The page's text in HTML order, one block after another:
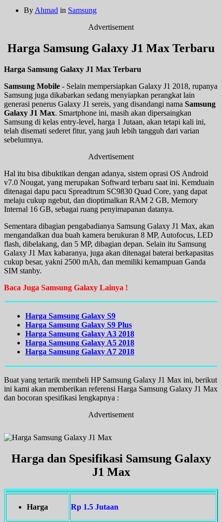
ByAhmad in Samsung
Advertisement
Harga Samsung Galaxy J1 Max Terbaru
Harga Samsung Galaxy J1 Max Terbaru
Samsung Mobile - Selain mempersiapkan Galaxy J1 2018, rupanya
Samsung juga dikabarkan sedang menyiapkan perangkat lain
generasi penerus Galaxy J1 sereis, yang disandangi nama Samsung
Galaxy J1 Max. Smartphone ini, masih akan dipersaingkan
Samsung di kelas entry-level, harga 1 Jutaan, akan tetapi kali ini,
telah disemati sederet fitur, yang jauh lebih tangguh dari varian
sebelumnya.
Advertisement
Hal itu bisa dibuktikan dengan adanya, sistem oprasi OS Android
v7.0 Nougat, yang merupakan Softward terbaru saat ini. Kemduain
ditenagai dapu pacu Spreadtrum SC9830 Quad Core, yang dapat
melaju cukup ngebut, dan dioptimalkan RAM 2 GB, Memory
Internal 16 GB, sebagai ruang penyimapanan datanya.
Sementara dibagian pengabadianya Samsung Galaxy J1 Max, akan
mengandalkan dua buah kamera berukuran 8 MP, Autofocus, LED
flash, dibelakang, dan 5 MP, dibagian depan. Selain itu Samsung
Galaxy J1 Max kabaranya, juga akan ditenagai baterai berkapasitas
cukup besar, yakni 2500 mAh, dan memiliki kemampuan Ganda
SIM stanby.
Baca Juga Samsung Galaxy Lainya !
Harga Samsung Galaxy S9
Harga Samsung Galaxy S9 Plus
Harga Samsung Galaxy A3 2018
Harga Samsung Galaxy A5 2018
Harga Samsung Galaxy A7 2018
Buat yang tertarik membeli HP Samsung Galaxy J1 Max ini, berikut
ini kami akan memberikan referensi Harga Samsung Galaxy J1 Max
dan bocoran spesifikasi lengkapnya :
Advertisement
Harga dan Spesifikasi Samsung Galaxy
J1 Max
Harga Rp 1.5 Jutaan